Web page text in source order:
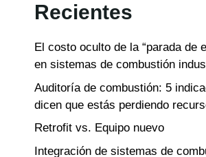
Recientes
El costo oculto de la “parada de
en sistemas de combustión
Auditoría de combustión: 5
dicen que estás perdiendo
Retrofit vs. Equipo nuevo
Integración de sistemas de